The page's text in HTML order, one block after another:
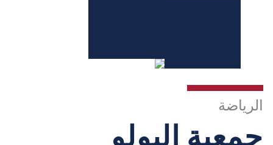
الرياضة
جمعية البولو